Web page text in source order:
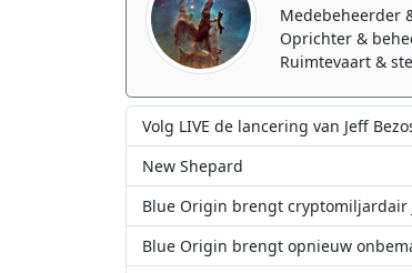
Medebeheerder
Oprichter &
Ruimtevaart &
Volg LIVE de lancering van Jeff
New Shepard
Blue Origin brengt
Blue Origin brengt opnieuw